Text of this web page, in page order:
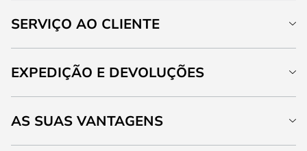
SERVIÇO AO CLIENTE
EXPEDIÇÃO E DEVOLUÇÕES
AS SUAS VANTAGENS